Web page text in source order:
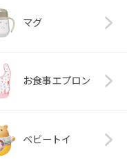
マグ
お食事エプロン
ベビートイ